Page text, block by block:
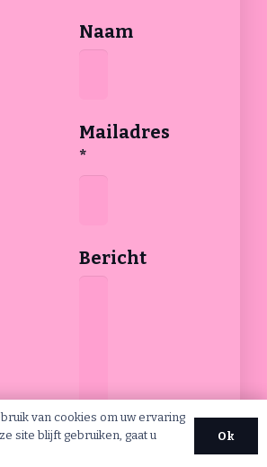
Naam
Mailadres
*
Bericht
van cookies om uw ervaring
site blijft gebruiken, gaat u
Ok